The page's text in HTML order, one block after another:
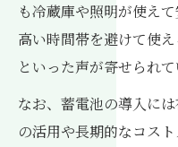
も冷蔵庫や照明が使え
高い時間帯を避けて使
といった声が寄せられて
なお、蓄電池の導入に
の活用や長期的なコス